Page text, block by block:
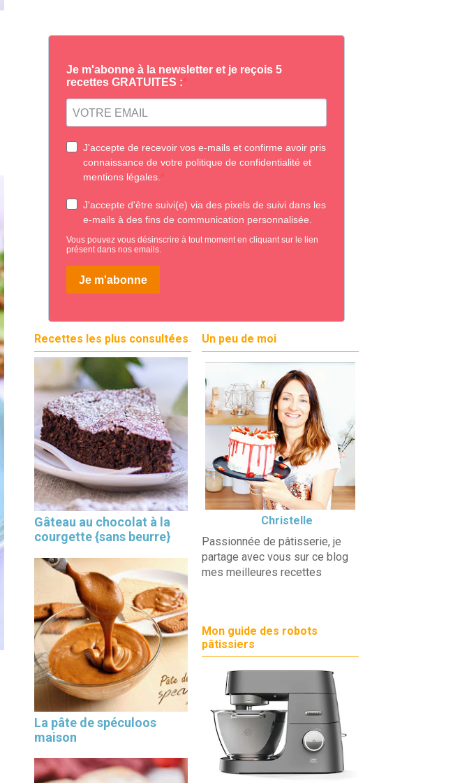
Recettes les plus consultées
Gâteau au chocolat à la
courgette {sans beurre}
La pâte de spéculoos
maison
Un peu de moi
Christelle
Passionnée de pâtisserie, je
partage avec vous sur ce blog
mes meilleures recettes
Mon guide des robots
pâtissiers
×